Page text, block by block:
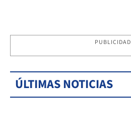
PUBLICIDAD
ÚLTIMAS NOTICIAS